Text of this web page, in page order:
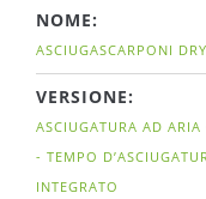
NOME:
ASCIUGASCARPONI
VERSIONE:
ASCIUGATURA AD
- TEMPO
INTEGRATO